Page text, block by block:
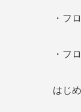
・フ
・フ
はじ